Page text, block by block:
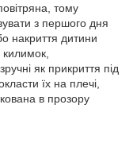
тому
з першого дня
накриття дитини
як прикриття під
їх на плечі,
в прозору